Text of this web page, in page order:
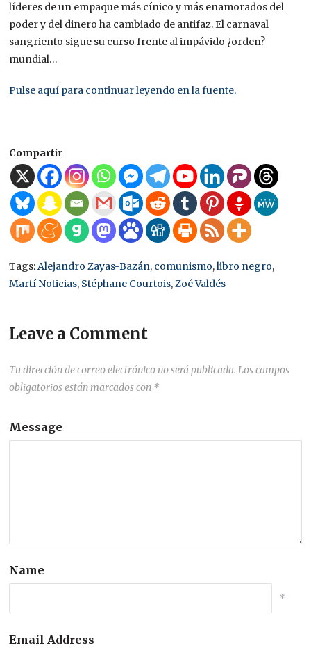
líderes de un empaque más cínico y más enamorados del
poder y del dinero ha cambiado de antifaz. El carnaval
sangriento sigue su curso frente al impávido ¿orden?
mundial…
Pulse aquí para continuar leyendo en la fuente.
Compartir
Tags:Alejandro Zayas-Bazán, comunismo,libro negro,
Martí Noticias, Stéphane Courtois,Zoé Valdés
Leave a Comment
Tu dirección de correo electrónico no será publicada. Los campos
obligatorios están marcados con *
Message
Name
*
Email Address